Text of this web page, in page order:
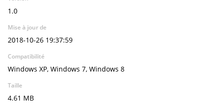
1.0
Mise à jour de
2018-10-26 19:37:59
Compatibilité
Windows XP, Windows 7, Windows 8
Taille
4.61 MB